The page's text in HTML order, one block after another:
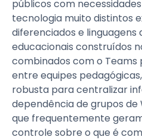
públicos com
tecnologia muito distintos
diferenciados e linguagens
educacionais construídos
combinados com o Teams
entre equipes
robusta para centralizar
dependência de grupos
que frequentemente
controle sobre o que é